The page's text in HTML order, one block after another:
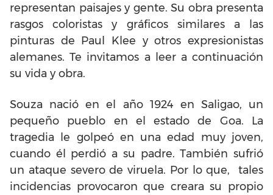
representan paisajes y gente. Su obra presenta
rasgos coloristas y gráficos similares a las
pinturas de Paul Klee y otros expresionistas
alemanes. Te invitamos a leer a continuación
su vida y obra.
Souza nació en el año 1924 en Saligao, un
pequeño pueblo en el estado de Goa. La
tragedia le golpeó en una edad muy joven,
cuando él perdió a su padre. También sufrió
un ataque severo de viruela. Por lo que, tales
incidencias provocaron que creara su propio